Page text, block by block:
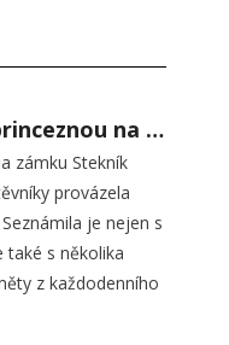
Prohlídka s princeznou na zámku Stekník
zámku Stekník
provázela
je nejen s
také s několika
z každodenního